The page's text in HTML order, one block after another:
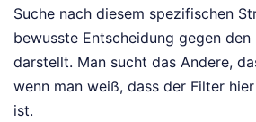
Suche nach diesem spezifischen
bewusste Entscheidung gegen den
darstellt. Man sucht das Andere,
wenn man weiß, dass der Filter
ist.